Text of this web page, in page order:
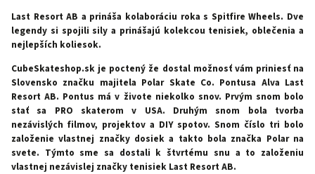
Last Resort AB a prináša kolaboráciu roka s Spitfire Wheels. Dve
legendy si spojili sily a prinášajú kolekcou tenisiek, oblečenia a
nejlepších koliesok.
CubeSkateshop.sk je poctený že dostal možnosť vám priniesť na
Slovensko značku majitela Polar Skate Co. Pontusa Alva Last
Resort AB. Pontus má v živote niekolko snov. Prvým snom bolo
stať sa PRO skaterom v USA. Druhým snom bola tvorba
nezávislých filmov, projektov a DIY spotov. Snom číslo tri bolo
založenie vlastnej značky dosiek a takto bola značka Polar na
svete. Týmto sme sa dostali k štvrtému snu a to založeniu
vlastnej nezávislej značky tenisiek Last Resort AB.